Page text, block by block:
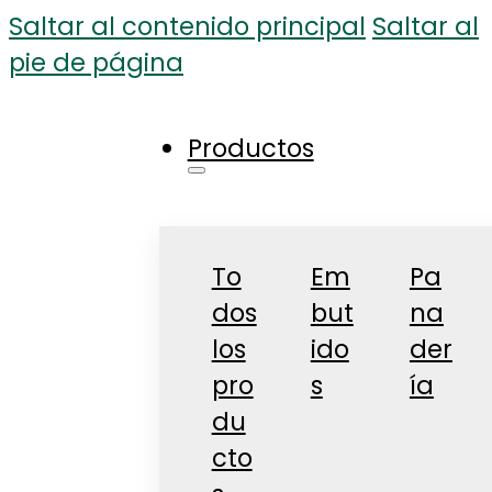
Saltar al contenido principal Saltar al
pie de página
Productos
To
dos
los
pro
du
cto
Em
but
ido
s
Pa
na
der
ía